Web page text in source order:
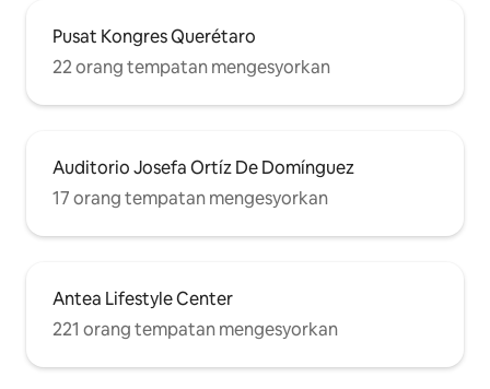
Pusat Kongres Querétaro
22 orang tempatan mengesyorkan
Auditorio Josefa Ortíz De Domínguez
17 orang tempatan mengesyorkan
Antea Lifestyle Center
221 orang tempatan mengesyorkan